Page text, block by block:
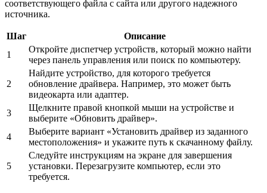
соответствующего файла с сайта или другого надежного
источника.
Шаг
Описание
1
Откройте диспетчер устройств, который можно найти
через панель управления или поиск по компьютеру.
2
Найдите устройство, для которого требуется
обновление драйвера. Например, это может быть
видеокарта или адаптер.
3
Щелкните правой кнопкой мыши на устройстве и
выберите «Обновить драйвер».
4
Выберите вариант «Установить драйвер из заданного
местоположения» и укажите путь к скачанному файлу.
5
Следуйте инструкциям на экране для завершения
установки. Перезагрузите компьютер, если это
требуется.